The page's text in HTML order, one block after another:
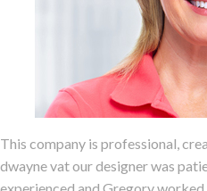
This company is professional,
dwayne vat our designer was